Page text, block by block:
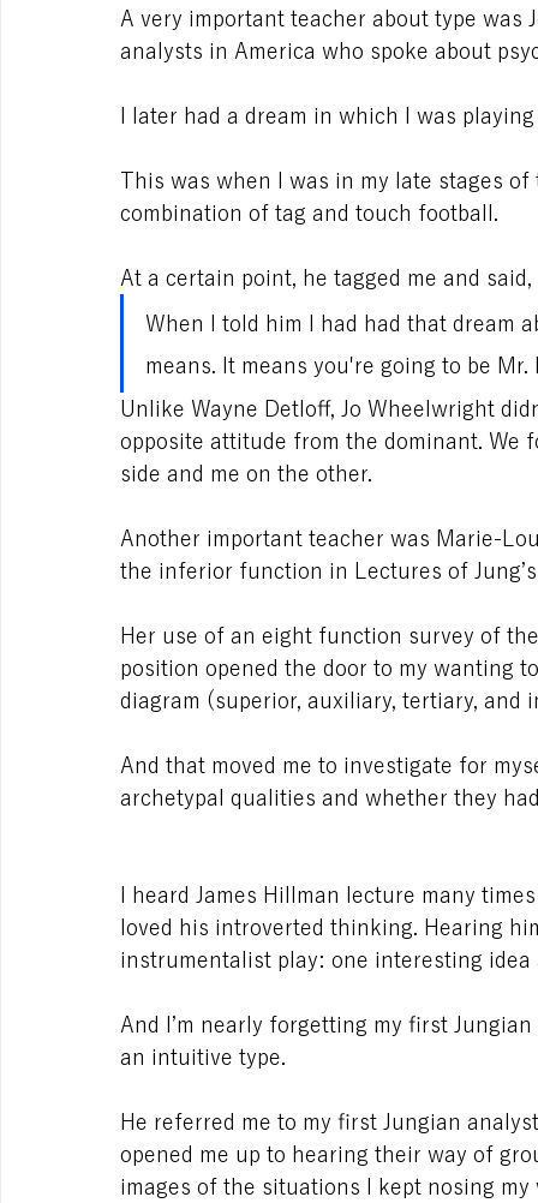
A very important teacher about type
analysts in America who spoke about
I later had a dream in which I was
This was when I was in my late stages
combination of tag and touch football.
At a certain point, he tagged me and said,
When I told him I had had that dream
means. It means you're going to be Mr.
Unlike Wayne Detloff, Jo Wheelwright
opposite attitude from the dominant. We
side and me on the other.
Another important teacher was Marie-
the inferior function in Lectures of Jung’s
Her use of an eight function survey of
position opened the door to my wanting
diagram (superior, auxiliary, tertiary, and
And that moved me to investigate for
archetypal qualities and whether they had
I heard James Hillman lecture many
loved his introverted thinking. Hearing
instrumentalist play: one interesting idea
And I’m nearly forgetting my first
an intuitive type.
He referred me to my first Jungian
opened me up to hearing their way of
images of the situations I kept nosing